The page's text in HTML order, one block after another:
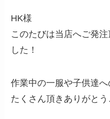
HK様
このたびは当店へご発
した！
作業中の一服や子供達
たくさん頂きありがと